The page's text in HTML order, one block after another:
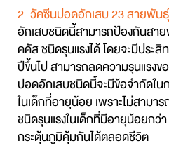
2.วัคซีนปอดอักเสบ 23 สายพันธุ์
อักเสบชนิดนี้สามารถป้องกันสา
คคัส ชนิดรุนแรงได้ โดยจะมีปร
ปีขึ้นไป สามารถลดความรุนแรงข
ปอดอักเสบชนิดนี้จะมีข้อจำกัดใ
ในเด็กที่อายุน้อย เพราะไม่สามา
ชนิดรุนแรงในเด็กที่มีอายุน้อยกว่
กระตุ้นภูมิคุ้มกันได้ตลอดชีวิต